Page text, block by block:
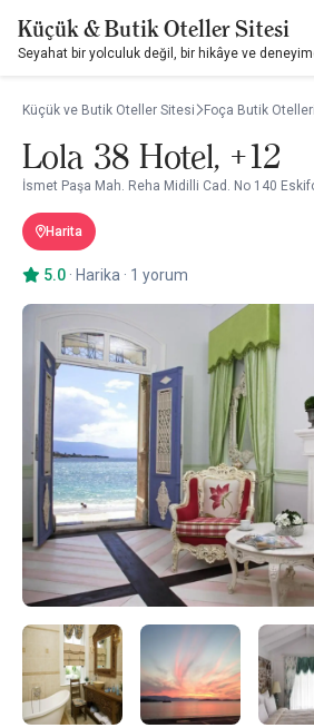
Küçük & Butik Oteller Sitesi
Seyahat bir yolculuk değil, bir hikâye ve
Küçük ve Butik Oteller Sitesi Foça Butik Otelleri
Lola 38 Hotel, +12
İsmet Paşa Mah. Reha Midilli Cad. No 140
Harita
5.0 · Harika · 1 yorum